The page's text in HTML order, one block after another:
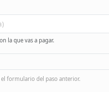
la que vas a pagar.
formulario del paso anterior.